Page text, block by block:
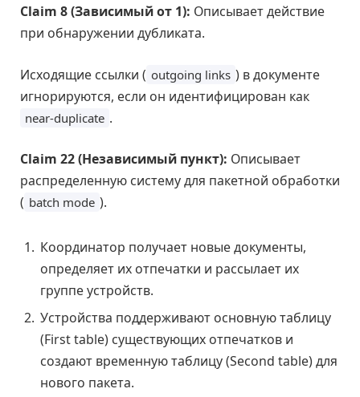
Claim 8 (Зависимый от 1): Описывает действие
при обнаружении дубликата.
Исходящие ссылки ( outgoing links ) в документе
игнорируются, если он идентифицирован как
near-duplicate .
Claim 22 (Независимый пункт): Описывает
распределенную систему для пакетной обработки
( batch mode ).
Координатор получает новые документы,
определяет их отпечатки и рассылает их
группе устройств.
Устройства поддерживают основную таблицу
(First table) существующих отпечатков и
создают временную таблицу (Second table) для
нового пакета.